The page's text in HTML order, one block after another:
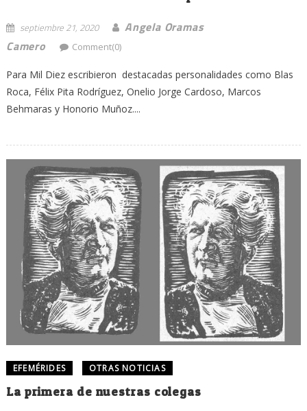
septiembre 21, 2020
Angela Oramas
Camero
Comment(0)
Para Mil Diez escribieron destacadas personalidades como Blas
Roca, Félix Pita Rodríguez, Onelio Jorge Cardoso, Marcos
Behmaras y Honorio Muñoz....
EFEMÉRIDES OTRAS NOTICIAS
La primera de nuestras colegas